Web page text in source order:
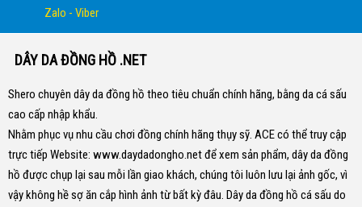
Zalo - Viber
DÂY DA ĐỒNG HỒ .NET
Shero chuyên dây da đồng hồ theo tiêu chuẩn chính hãng, bằng da cá sấu
cao cấp nhập khẩu.
Nhằm phục vụ nhu cầu chơi đồng chính hãng thụy sỹ. ACE có thể truy cập
trực tiếp Website: www.daydadongho.netđể xem sản phẩm, dây da đồng
hồ được chụp lại sau mỗi lần giao khách, chúng tôi luôn lưu lại ảnh gốc, vì
vậy không hề sợ ăn cắp hình ảnh từ bất kỳ đâu. Dây da đồng hồ cá sấu do